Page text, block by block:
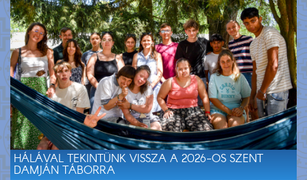
HÁLÁVAL TEKINTÜNK VISSZA A 2026-OS SZENT
DAMJÁN TÁBORRA